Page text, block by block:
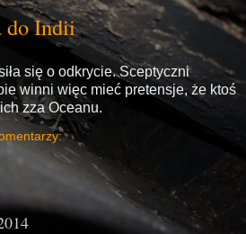
do Indii
się o odkrycie. Sceptyczni
winni więc mieć pretensje, że ktoś
zza Oceanu.